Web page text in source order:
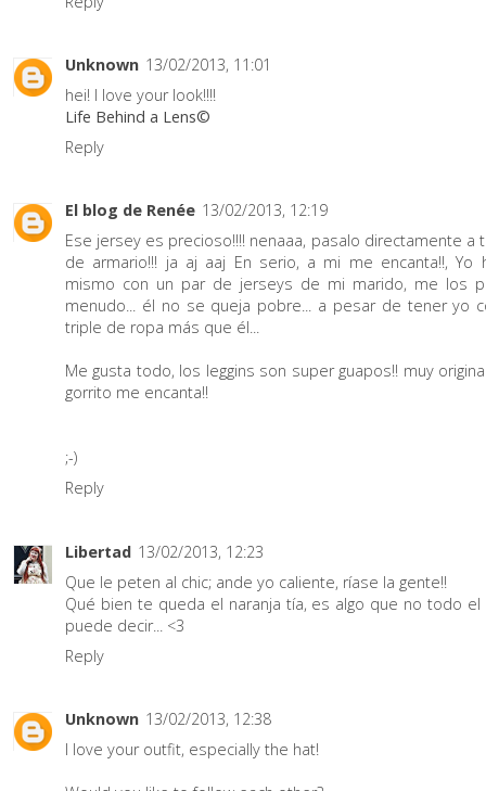
Unknown 13/02/2013, 11:01
hei! I love your look!!!!
Life Behind a Lens©
Reply
El blog de Renée 13/02/2013, 12:19
Ese jersey es precioso!!!! nenaaa, pasalo directamente a
de armario!!! ja aj aaj En serio, a mi me encanta!!, Yo
mismo con un par de jerseys de mi marido, me los
menudo... él no se queja pobre... a pesar de tener yo
triple de ropa más que él...
Me gusta todo, los leggins son super guapos!! muy
gorrito me encanta!!
;-)
Reply
Libertad 13/02/2013, 12:23
Que le peten al chic; ande yo caliente, ríase la gente!!
Qué bien te queda el naranja tía, es algo que no todo el
puede decir... <3
Reply
Unknown 13/02/2013, 12:38
I love your outfit, especially the hat!